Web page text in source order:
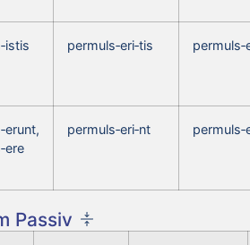
permuls‑eri‑tis
permuls‑eri‑nt
Passiv